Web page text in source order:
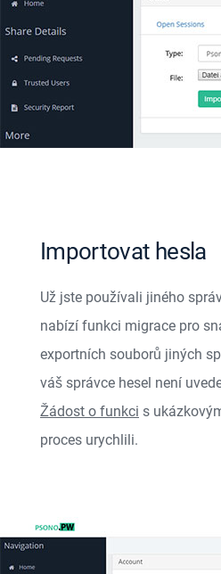
Importovat hesla
Už jste používali jiného
nabízí funkci migrace pro
exportních souborů jiných
váš správce hesel není
Žádost o funkci s
proces urychlili.